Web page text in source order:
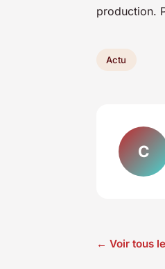
production.
Actu
C
← Voir tous